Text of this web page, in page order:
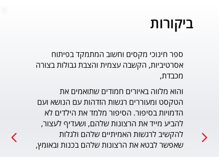
ביקורות
ספר חינוכי מקסים וחשוב המתמקד בפיתוח
אסרטיביות, הקשבה עצמית והצבת גבולות בצורה
מכבדת,
והוא מלווה באיורים חמודים שתואמים את
הדמויות בסיפור. הסיפור מלמד את הילדים לא
להקשיב לרגשות האמיתיים שלהם ולגלות